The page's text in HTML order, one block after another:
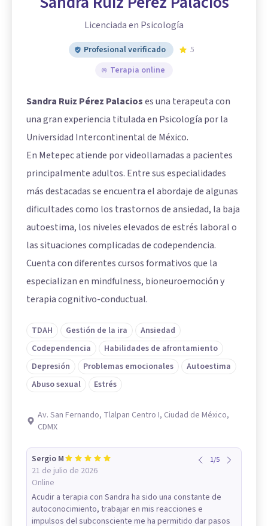
Licenciada en Psicología
Profesional verificado
5
Terapia online
Sandra Ruiz Pérez Palacioses una terapeuta con
una gran experiencia titulada en Psicología por la
Universidad Intercontinental de México.
En Metepec atiende por videollamadas a pacientes
principalmente adultos. Entre sus especialidades
más destacadas se encuentra el abordaje de algunas
dificultades como los trastornos de ansiedad, la baja
autoestima, los niveles elevados de estrés laboral o
las situaciones complicadas de codependencia.
Cuenta con diferentes cursos formativos que la
especializan en mindfulness, bioneuroemoción y
terapia cognitivo-conductual.
TDAH Gestión de la ira
Ansiedad
Codependencia
Habilidades de afrontamiento
Depresión
Problemas emocionales
Autoestima
Abuso sexual
Estrés
Av. San Fernando, Tlalpan Centro I, Ciudad de México,
CDMX
Sergio M
21 de julio de 2026
Online
1/5
Acudir a terapia con Sandra ha sido una constante de
autoconocimiento, trabajar en mis reacciones e
impulsos del subconsciente me ha permitido dar pasos